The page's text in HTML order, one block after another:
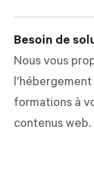
Besoin de
Nous vous
formations à
contenus web.